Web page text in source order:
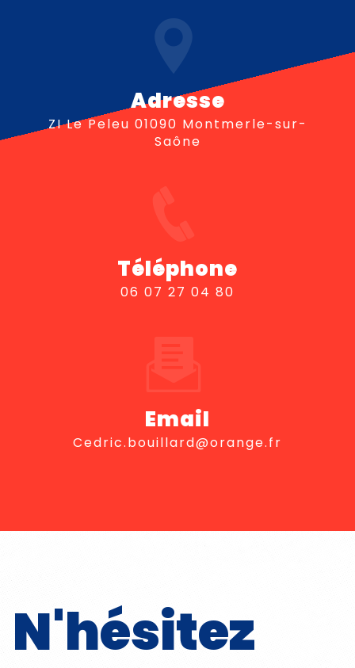
Adresse
ZI Le Peleu 01090 Montmerle-sur-
Saône
Téléphone
06 07 27 04 80
Email
cedric.bouillard@orange.fr
N'hésitez